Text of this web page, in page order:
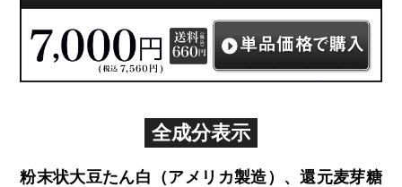
全成分表示
粉末状大豆たん白（アメリカ製造）、還元麦芽糖